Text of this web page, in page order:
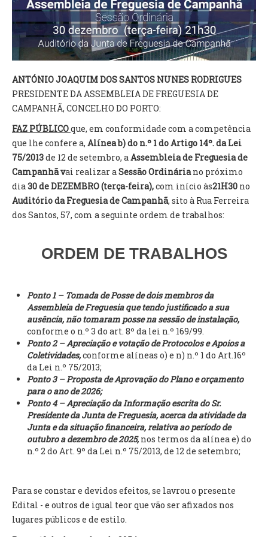
VÍDEOS
AUTARQUIA
CONSTITUIÇÃO
PRESIDENTE
EXECUTIVO E PELOUROS
GRAVAÇÕES DAS REUNIÕES PÚBLICAS DO EXECUTIVO
DOCUMENTOS
ATAS E DOCUMENTOS DA ASSEMBLEIA
EDITAIS
RELATÓRIO E CONTAS
CÓDIGO DE CONDUTA
ORÇAMENTO COLABORATIVO
FUNDO DE APOIO AO ASSOCIATIVISMO
SUBVENÇÕES PÚBLICAS
SERVIÇOS
GERAIS
SECRETARIA
CANÍDEOS
VENDA AMBULANTE
ANTÓNIO JOAQUIM DOS SANTOS NUNES RODRIGUES
PRESIDENTE DA ASSEMBLEIA DE FREGUESIA DE
CAMPANHÃ, CONCELHO DO PORTO:
FAZ PÚBLICOque, em conformidade com a competência
que lhe confere a, Alínea b) do n.º 1 do Artigo 14º. da Lei
75/2013de 12 de setembro, aAssembleia de Freguesia de
Campanhã vai realizar aSessão Ordináriano próximo
dia30 de DEZEMBRO (terça-feira),com início às21H30 no
Auditório da Freguesia de Campanhã, sito à Rua Ferreira
dos Santos, 57, com a seguinte ordem de trabalhos:
ORDEM DE TRABALHOS
Ponto 1 – Tomada de Posse de dois membros da
Assembleia de Freguesia que tendo justificado a sua
ausência, não tomaram posse na sessão de instalação,
conforme o n.º 3 do art. 8º da lei n.º 169/99.
Ponto 2 – Apreciação e votação de Protocolos e Apoios a
Coletividades,conforme alíneas o) e n) n.º 1 do Art.16º
da Lei n.º 75/2013;
Ponto 3 – Proposta de Aprovação do Plano e orçamento
para o ano de 2026;
Ponto 4 – Apreciação da Informação escrita do Sr.
Presidente da Junta de Freguesia, acerca da atividade da
Junta e da situação financeira, relativa ao período de
outubro a dezembro de 2025, nos termos da alínea e) do
n.º 2 do Art. 9º da Lei n.º 75/2013, de 12 de setembro;
Para se constar e devidos efeitos, se lavrou o presente
Edital - e outros de igual teor que vão ser afixados nos
lugares públicos e de estilo.